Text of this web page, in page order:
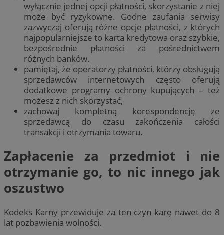
wyłącznie jednej opcji płatności, skorzystanie z niej
może być ryzykowne. Godne zaufania serwisy
zazwyczaj oferują różne opcje płatności, z których
najpopularniejsze to karta kredytowa oraz szybkie,
bezpośrednie płatności za pośrednictwem
różnych banków.
pamiętaj, że operatorzy płatności, którzy obsługują
sprzedawców internetowych często oferują
dodatkowe programy ochrony kupujących – też
możesz z nich skorzystać,
zachowaj kompletną korespondencję ze
sprzedawcą do czasu zakończenia całości
transakcji i otrzymania towaru.
Zapłacenie za przedmiot i nie
otrzymanie go, to nic innego jak
oszustwo
Kodeks Karny przewiduje za ten czyn karę nawet do 8
lat pozbawienia wolności.